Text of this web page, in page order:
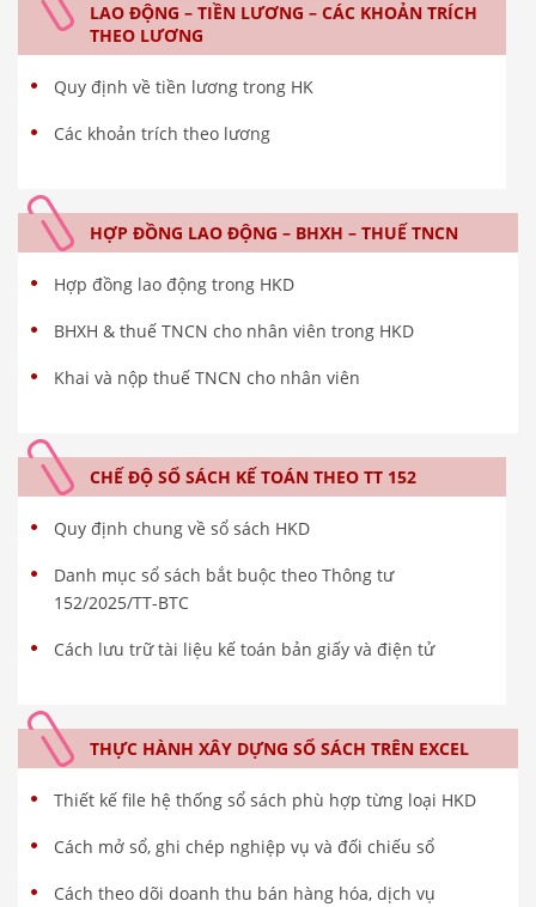
LAO ĐỘNG – TIỀN LƯƠNG – CÁC KHOẢN TRÍCH
THEO LƯƠNG
Quy định về tiền lương trong HK
Các khoản trích theo lương
HỢP ĐỒNG LAO ĐỘNG – BHXH – THUẾ TNCN
Hợp đồng lao động trong HKD
BHXH & thuế TNCN cho nhân viên trong HKD
Khai và nộp thuế TNCN cho nhân viên
CHẾ ĐỘ SỔ SÁCH KẾ TOÁN THEO TT 152
Quy định chung về sổ sách HKD
Danh mục sổ sách bắt buộc theo Thông tư
152/2025/TT-BTC
Cách lưu trữ tài liệu kế toán bản giấy và điện tử
THỰC HÀNH XÂY DỰNG SỔ SÁCH TRÊN EXCEL
Thiết kế file hệ thống sổ sách phù hợp từng loại HKD
Cách mở sổ, ghi chép nghiệp vụ và đối chiếu sổ
Cách theo dõi doanh thu bán hàng hóa, dịch vụ